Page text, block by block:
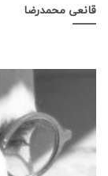
قانعی محمدرضا